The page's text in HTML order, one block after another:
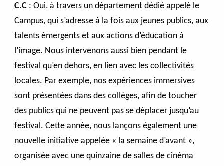
C.C: Oui, à travers un département dédié appelé le
Campus, qui s’adresse à la fois aux jeunes publics, aux
talents émergents et aux actions d’éducation à
l’image. Nous intervenons aussi bien pendant le
festival qu’en dehors, en lien avec les collectivités
locales. Par exemple, nos expériences immersives
sont présentées dans des collèges, afin de toucher
des publics qui ne peuvent pas se déplacer jusqu’au
festival. Cette année, nous lançons également une
nouvelle initiative appelée « la semaine d’avant »,
organisée avec une quinzaine de salles de cinéma